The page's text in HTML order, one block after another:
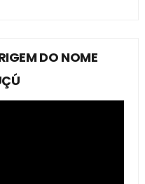
DO NOME